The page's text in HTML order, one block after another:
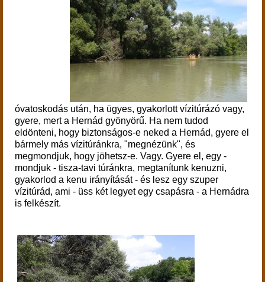
óvatoskodás után, ha ügyes, gyakorlott vízitúrázó vagy,
gyere, mert a Hernád gyönyörű. Ha nem tudod
eldönteni, hogy biztonságos-e neked a Hernád, gyere el
bármely más vízitúránkra, "megnézünk", és
megmondjuk, hogy jöhetsz-e. Vagy. Gyere el, egy -
mondjuk - tisza-tavi túránkra, megtanítunk kenuzni,
gyakorlod a kenu irányítását - és lesz egy szuper
vízitúrád, ami - üss két legyet egy csapásra - a Hernádra
is felkészít.